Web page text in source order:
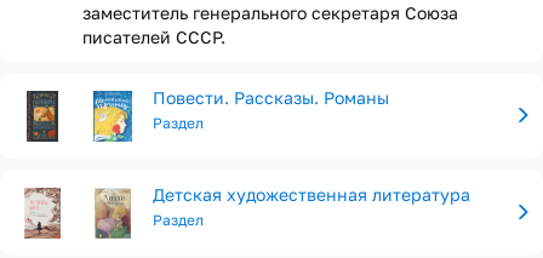
заместитель генерального секретаря Союза
писателей СССР.
Повести. Рассказы. Романы
Раздел
Детская художественная литература
Раздел